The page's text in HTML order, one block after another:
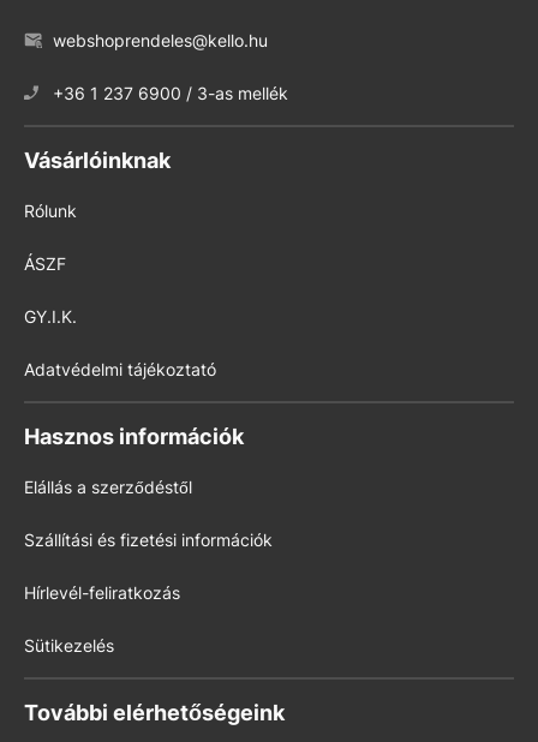
webshoprendeles@kello.hu
+36 1 237 6900 / 3-as mellék
Vásárlóinknak
Rólunk
ÁSZF
GY.I.K.
Adatvédelmi tájékoztató
Hasznos információk
Elállás a szerződéstől
Szállítási és fizetési információk
Hírlevél-feliratkozás
Sütikezelés
További elérhetőségeink